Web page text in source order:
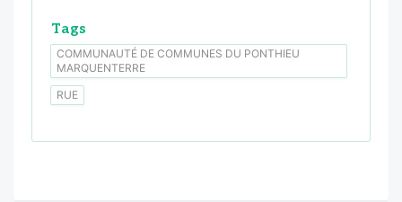
Tags
COMMUNAUTÉ DE COMMUNES DU PONTHIEU
MARQUENTERRE
RUE